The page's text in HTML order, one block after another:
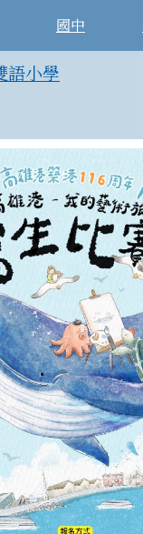
國中
的藝術旅程